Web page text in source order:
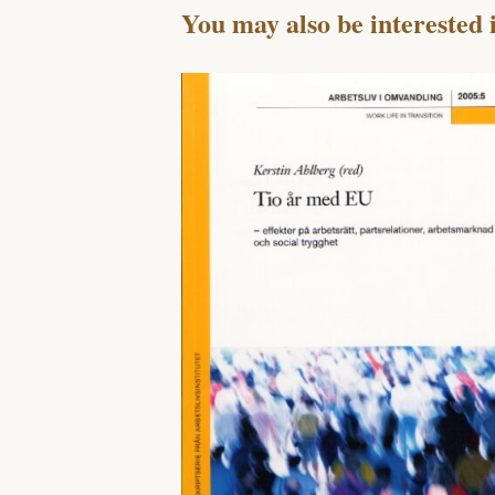
You may also be interested